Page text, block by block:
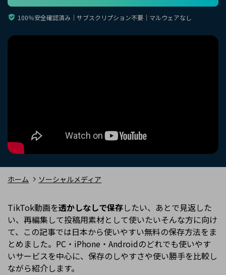
カスタマーサポート
検索
100％安全確認済み｜サブスクリプション不要｜マルウェアなし
ホーム ソーシャルメディア
TikTok動画を透かしなしで保存したい、あとで見返した
い、再編集して投稿用素材として使いたい――そんな方に向け
て、この記事では日本から使いやすい無料の保存方法をま
とめました。PC・iPhone・Androidのどれでも使いやす
いサービスを中心に、保存のしやすさや使い勝手を比較し
ながら紹介します。